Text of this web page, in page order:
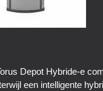
Depot Hybride-e
een intelligente